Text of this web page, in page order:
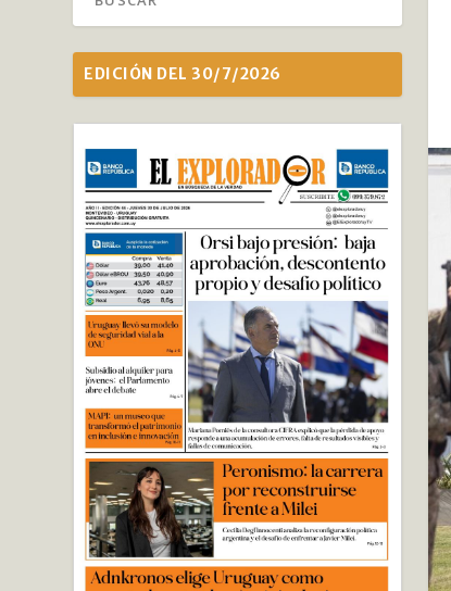
EDICIÓN DEL 30/7/2026